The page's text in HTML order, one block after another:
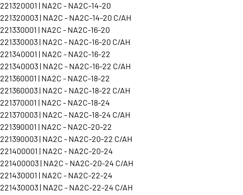
221320001 | NA2C - NA2C-14-20
221320003 | NA2C - NA2C-14-20 C/AH
221330001 | NA2C - NA2C-16-20
221330003 | NA2C - NA2C-16-20 C/AH
221340001 | NA2C - NA2C-16-22
221340003 | NA2C - NA2C-16-22 C/AH
221360001 | NA2C - NA2C-18-22
221360003 | NA2C - NA2C-18-22 C/AH
221370001 | NA2C - NA2C-18-24
221370003 | NA2C - NA2C-18-24 C/AH
221390001 | NA2C - NA2C-20-22
221390003 | NA2C - NA2C-20-22 C/AH
221400001 | NA2C - NA2C-20-24
221400003 | NA2C - NA2C-20-24 C/AH
221430001 | NA2C - NA2C-22-24
221430003 | NA2C - NA2C-22-24 C/AH